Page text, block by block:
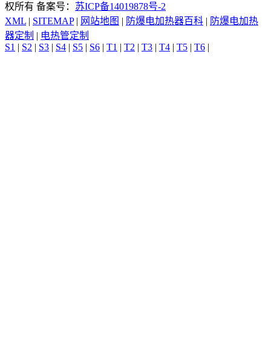
权所有 备案号： 苏ICP备14019878号-2
XML | SITEMAP| 网站地图 | 防爆电加热器百科 | 防爆电加热
器定制 | 电热管定制
S1 | S2 | S3 | S4 | S5 | S6 | T1 | T2 | T3 | T4 | T5 | T6 |